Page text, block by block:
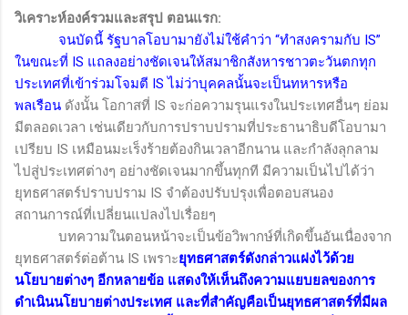
วิเคราะห์องค์รวมและสรุป ตอนแรก:
จนบัดนี้ รัฐบาลโอบามายังไม่ใช้คำว่า “ทำสงครามกับ IS”
ในขณะที่ IS แถลงอย่างชัดเจนให้สมาชิกสังหารชาวตะวันตกทุก
ประเทศที่เข้าร่วมโจมตี IS ไม่ว่าบุคคลนั้นจะเป็นทหารหรือ
พลเรือน ดังนั้น โอกาสที่ IS จะก่อความรุนแรงในประเทศอื่นๆ ย่อม
มีตลอดเวลา เช่นเดียวกับการปราบปรามที่ประธานาธิบดีโอบามา
เปรียบ IS เหมือนมะเร็งร้ายต้องกินเวลาอีกนาน และกำลังลุกลาม
ไปสู่ประเทศต่างๆ อย่างชัดเจนมากขึ้นทุกที มีความเป็นไปได้ว่า
ยุทธศาสตร์ปราบปราม IS จำต้องปรับปรุงเพื่อตอบสนอง
สถานการณ์ที่เปลี่ยนแปลงไปเรื่อยๆ
บทความในตอนหน้าจะเป็นข้อวิพากษ์ที่เกิดขึ้นอันเนื่องจาก
ยุทธศาสตร์ต่อต้าน IS เพราะยุทธศาสตร์ดังกล่าวแฝงไว้ด้วย
นโยบายต่างๆ อีกหลายข้อ แสดงให้เห็นถึงความแยบยลของการ
ดำเนินนโยบายต่างประเทศ และที่สำคัญคือเป็นยุทธศาสตร์ที่มีผล